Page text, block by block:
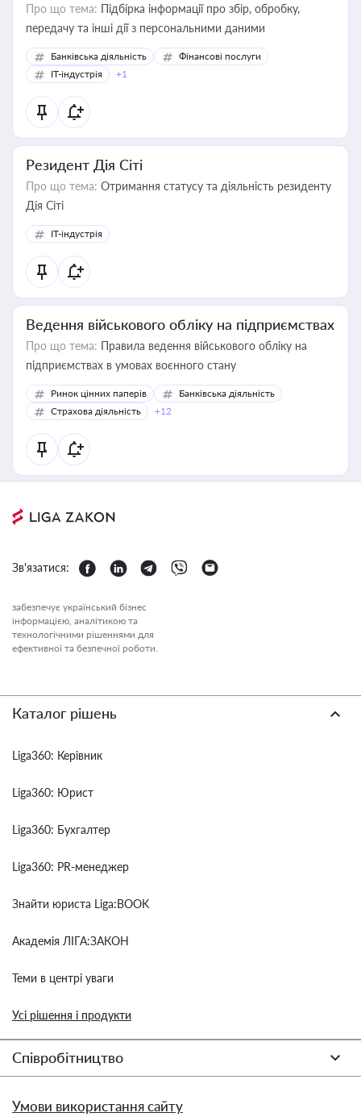
Про що тема: Підбірка інформації про збір, обробку,
передачу та інші дії з персональними даними
Банківська діяльність
Фінансові послуги
IT-індустрія
+1
Резидент Дія Сіті
Про що тема: Отримання статусу та діяльність резиденту
Дія Сіті
IT-індустрія
Ведення військового обліку на підприємствах
Про що тема: Правила ведення військового обліку на
підприємствах в умовах воєнного стану
Ринок цінних паперів
Банківська діяльність
Страхова діяльність
+12
Зв'язатися:
забезпечує український бізнес
інформацією, аналітикою та
технологічними рішеннями для
ефективної та безпечної роботи.
Каталог рішень
Liga360: Керівник
Liga360: Юрист
Liga360: Бухгалтер
Liga360: PR-менеджер
Знайти юриста Liga:BOOK
Академія ЛІГА:ЗАКОН
Теми в центрі уваги
Усі рішення і продукти
Співробітництво
Умови використання сайту